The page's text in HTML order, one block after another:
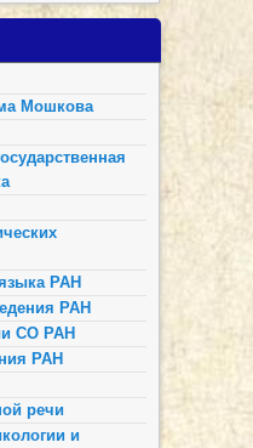
Мошкова
РАН
РАН
СО РАН
РАН
речи
и